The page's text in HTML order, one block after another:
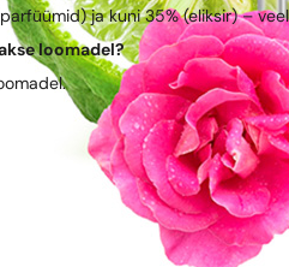
ja kuni 35% (eliksir) –
loomadel?